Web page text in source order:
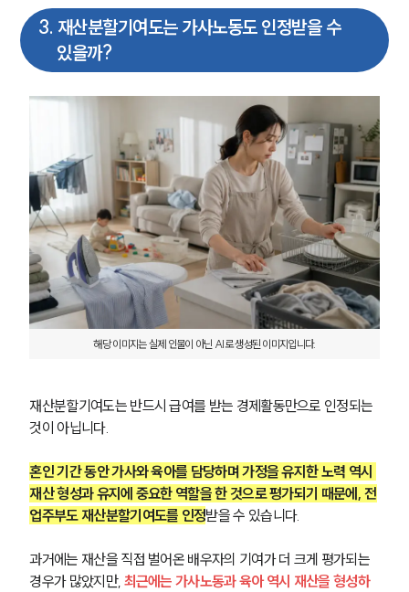
3. 재산분할기여도는 가사노동도 인정받을 수
있을까?
해당 이미지는 실제 인물이 아닌 AI로 생성된 이미지입니다.
재산분할기여도는 반드시 급여를 받는 경제활동만으로 인정되는
것이 아닙니다.
혼인 기간 동안 가사와 육아를 담당하며 가정을 유지한 노력 역시
재산 형성과 유지에 중요한 역할을 한 것으로 평가되기 때문에, 전
업주부도 재산분할기여도를 인정받을 수 있습니다.
과거에는 재산을 직접 벌어온 배우자의 기여가 더 크게 평가되는
경우가 많았지만, 최근에는 가사노동과 육아 역시 재산을 형성하